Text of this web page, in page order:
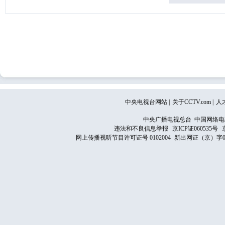
中央电视台网站 关于CCTV.com 人
中央广播电视总台 中国网络
违法和不良信息举报
京ICP证060535号
网上传播视听节目许可证号 0102004 新出网证（京）